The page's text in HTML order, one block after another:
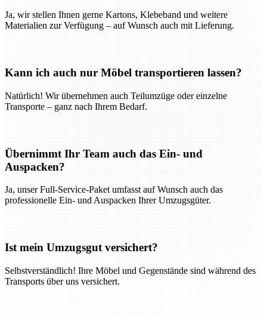
Ja, wir stellen Ihnen gerne Kartons, Klebeband und weitere
Materialien zur Verfügung – auf Wunsch auch mit Lieferung.
Kann ich auch nur Möbel transportieren lassen?
Natürlich! Wir übernehmen auch Teilumzüge oder einzelne
Transporte – ganz nach Ihrem Bedarf.
Übernimmt Ihr Team auch das Ein- und
Auspacken?
Ja, unser Full-Service-Paket umfasst auf Wunsch auch das
professionelle Ein- und Auspacken Ihrer Umzugsgüter.
Ist mein Umzugsgut versichert?
Selbstverständlich! Ihre Möbel und Gegenstände sind während des
Transports über uns versichert.